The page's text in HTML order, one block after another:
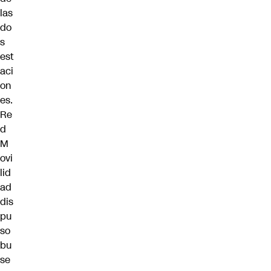
las
do
s
est
aci
on
es.
Re
d
M
ovi
lid
ad
dis
pu
so
bu
se